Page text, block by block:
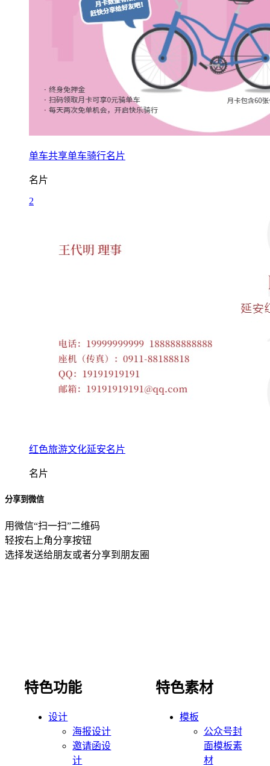
单车共享单车骑行名片
名片
2
红色旅游文化延安名片
名片
分享到微信
用微信“扫一扫”二维码
轻按右上角分享按钮
选择发送给朋友或者分享到朋友圈
特色功能
设计
海报设计
邀请函设
计
特色素材
模板
公众号封
面模板素
材